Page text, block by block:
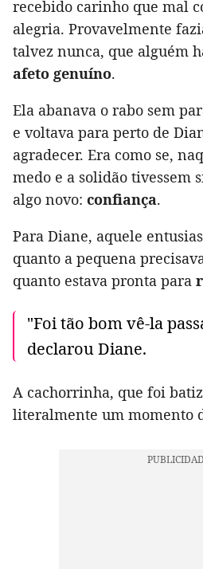
recebido carinho que mal
alegria. Provavelmente
talvez nunca, que alguém
afeto genuíno.
Ela abanava o rabo sem
e voltava para perto de
agradecer. Era como se,
medo e a solidão tivessem
algo novo: confiança.
Para Diane, aquele
quanto a pequena
quanto estava pronta para
"Foi tão bom vê-la
declarou Diane.
A cachorrinha, que foi
literalmente um momento